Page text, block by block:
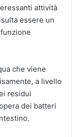
attività
essere un
che viene
a livello
residui
dei batteri